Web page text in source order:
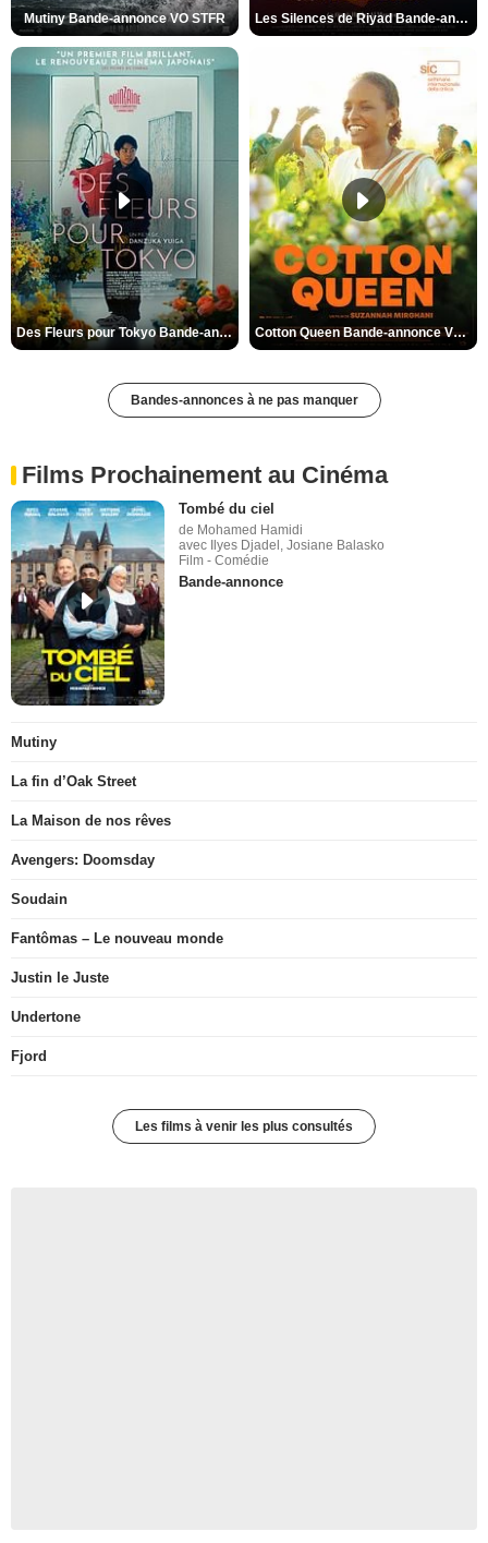
Mutiny Bande-annonce VO STFR Les Silences de Riyad Bande-annonce VO STFR
Des Fleurs pour Tokyo Bande-annonce VO STFR Cotton Queen Bande-annonce VO STFR
Bandes-annonces à ne pas manquer
Films Prochainement au Cinéma
Tombé du ciel
de Mohamed Hamidi
avec Ilyes Djadel, Josiane Balasko
Film - Comédie
Bande-annonce
Mutiny
La fin d’Oak Street
La Maison de nos rêves
Avengers: Doomsday
Soudain
Fantômas – Le nouveau monde
Justin le Juste
Undertone
Fjord
Les films à venir les plus consultés